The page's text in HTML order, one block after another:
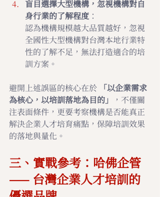
盲目選擇大型機構，忽視機構對自
身行業的了解程度 ：
認為機構規模越大品質越好，忽視
全國性大型機構對台灣本地行業特
性的了解不足，無法打造適合的培
訓方案。
避開上述誤區的核心在於
「以企業需求
為核心，以培訓落地為目的」
，不僅關
注表面條件，更要考察機構是否能真正
解決企業人才培育痛點，保障培訓效果
的落地與量化。
三、實戰參考：哈佛企管
—— 台灣企業人才培訓的